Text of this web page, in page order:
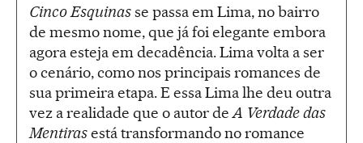
Cinco Esquinasse passa em Lima, no bairro
de mesmo nome, que já foi elegante embora
agora esteja em decadência. Lima volta a ser
o cenário, como nos principais romances de
sua primeira etapa. E essa Lima lhe deu outra
vez a realidade que o autor deA Verdade das
Mentirasestá transformando no romance